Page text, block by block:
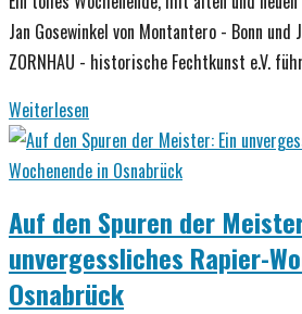
Jan Gosewinkel von Montantero - Bonn
ZORNHAU - historische Fechtkunst e.V.
Weiterlesen
Workshop
mit
Gosewinkel
Auf den Spuren der
unvergessliches Rapier-
Osnabrück